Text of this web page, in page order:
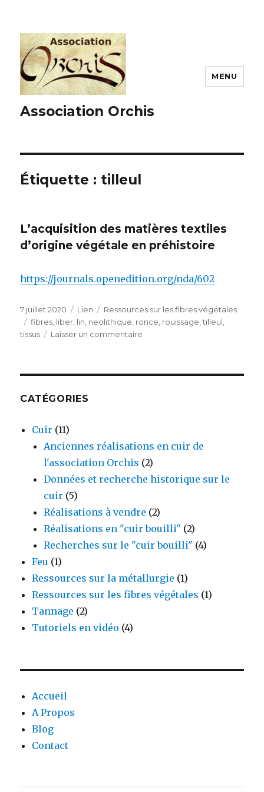
Association Orchis
MENU
Étiquette : tilleul
L’acquisition des matières textiles
d’origine végétale en préhistoire
https://journals.openedition.org/nda/602
Publié
le
7 juillet 2020 Format
Lien Catégories
Ressources sur les fibres végétales
Étiquettes
fibres liber lin neolithique ronce rouissage ,tilleul
tissus
Laisser un commentaire
CATÉGORIES
Cuir (11)
Anciennes réalisations en cuir de
l'association Orchis (2)
Données et recherche historique sur le
cuir (5)
Réalisations à vendre (2)
Réalisations en "cuir bouilli" (2)
Recherches sur le "cuir bouilli" (4)
Feu (1)
Ressources sur la métallurgie (1)
Ressources sur les fibres végétales (1)
Tannage (2)
Tutoriels en vidéo (4)
Accueil
A Propos
Blog
Contact